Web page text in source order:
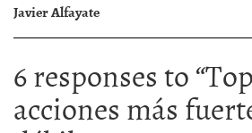
Javier Alfayate
6 responses to “
acciones más